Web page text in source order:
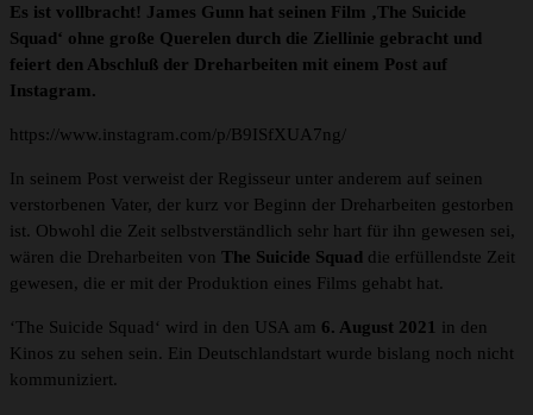
Es ist vollbracht! James Gunn hat seinen Film ‚The Suicide
Squad‘ ohne große Querelen durch die Ziellinie gebracht und
feiert den Abschluß der Dreharbeiten mit einem Post auf
Instagram.
https://www.instagram.com/p/B9ISfXUA7ng/
In seinem Post verweist der Regisseur unter anderem auf seinen
verstorbenen Vater, der kurz vor Beginn der Dreharbeiten gestorben
ist. Obwohl die Zeit selbstverständlich sehr hart für ihn gewesen sei,
wären die Dreharbeiten von The Suicide Squad die erfüllendste Zeit
gewesen, die er mit der Produktion eines Films gehabt hat.
‘The Suicide Squad‘ wird in den USA am 6. August 2021 in den
Kinos zu sehen sein. Ein Deutschlandstart wurde bislang noch nicht
kommuniziert.